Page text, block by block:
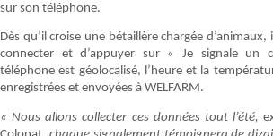
sur son téléphone.
Dès qu’il croise une bétaillère chargée
connecter et d’appuyer sur « Je signale un
téléphone est géolocalisé, l’heure et la
enregistrées et envoyées à WELFARM.
« Nous allons collecter ces données tout l’été,